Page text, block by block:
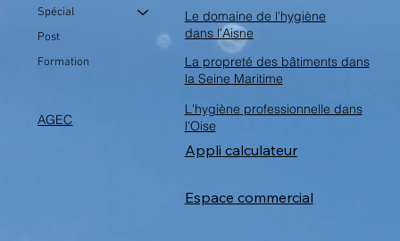
Spécial
Post
Formation
AGEC
Le domaine de l'hygiène
dans l'Aisne
La propreté des bâtiments dans
la Seine Maritime
L'hygiène professionnelle dans
l'Oise
Espace commercial
Appli calculateur